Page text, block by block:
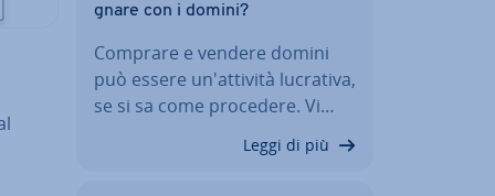
gna­re con i domini?
Comprare e vendere domini
può essere un'at­ti­vi­tà lucrativa,
se si sa come procedere. Vi…
Leggi di più